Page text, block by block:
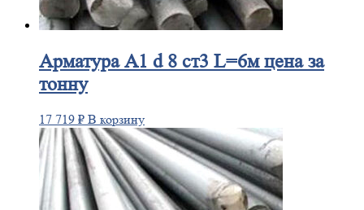
АрматураА1 d 8 ст3 L=6м цена за
тонну
17 719 ₽ В корзину